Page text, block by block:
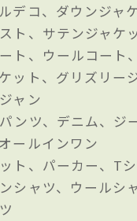
デコ、ダウンジャ
ト、サテンジャケ
ト、ウールコート
ット、グリズリー
ャン
ンツ、デニム、ジ
ールインワン
ト、パーカー、T
シャツ、ウールシ